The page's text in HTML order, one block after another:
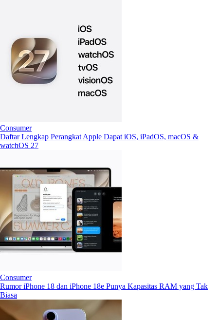
Consumer
Daftar Lengkap Perangkat Apple Dapat iOS, iPadOS, macOS &
watchOS 27
Consumer
Rumor iPhone 18 dan iPhone 18e Punya Kapasitas RAM yang Tak
Biasa